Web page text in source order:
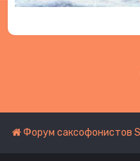
Форум саксофонистов